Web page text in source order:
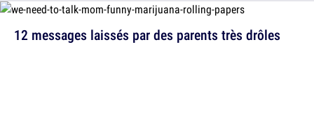
12 messages laissés par des parents très drôles